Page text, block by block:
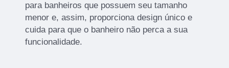
para banheiros que possuem seu tamanho
menor e, assim, proporciona design único e
cuida para que o banheiro não perca a sua
funcionalidade.